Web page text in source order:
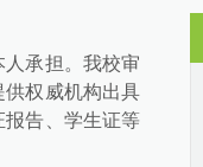
承担。我校审
权威机构出具
报告、学生证等